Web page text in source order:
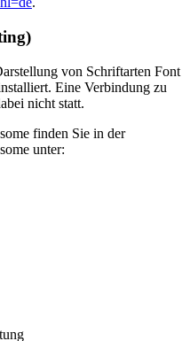
von Schriftarten Font
Eine Verbindung zu
nicht statt.
finden Sie in der
unter: